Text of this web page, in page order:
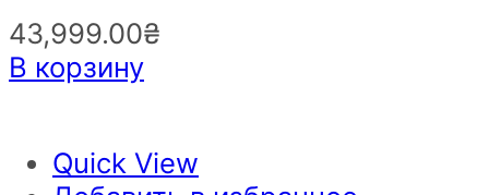
43,999.00₴
В корзину
Quick View